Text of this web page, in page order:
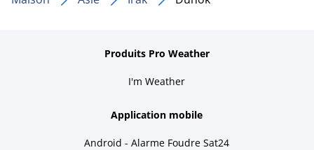
Produits Pro Weather
I'm Weather
Application mobile
Android - Alarme Foudre Sat24